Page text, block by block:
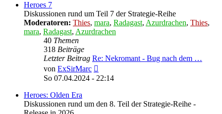
Heroes 7
Diskussionen rund um Teil 7 der Strategie-Reihe
Moderatoren: Thies, mara, Radagast, Azurdrachen, Thies,
mara, Radagast, Azurdrachen
40 Themen
318 Beiträge
Letzter Beitrag Re: Nekromant - Bug nach dem …
von ExSirMarc
Beitrag
So 07.04.2024 - 22:14
Heroes: Olden Era
Diskussionen rund um den 8. Teil der Strategie-Reihe -